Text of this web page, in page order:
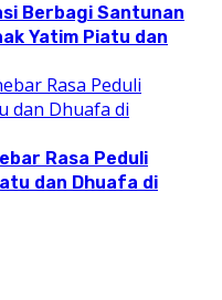
Berbagi Santunan
Yatim Piatu dan
Rasa Peduli
dan Dhuafa di